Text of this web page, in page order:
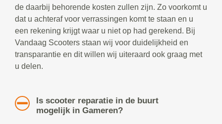
de daarbij behorende kosten zullen zijn. Zo voorkomt u
dat u achteraf voor verrassingen komt te staan en u
een rekening krijgt waar u niet op had gerekend. Bij
Vandaag Scooters staan wij voor duidelijkheid en
transparantie en dit willen wij uiteraard ook graag met
u delen.
Is scooter reparatie in de buurt
mogelijk in Gameren?